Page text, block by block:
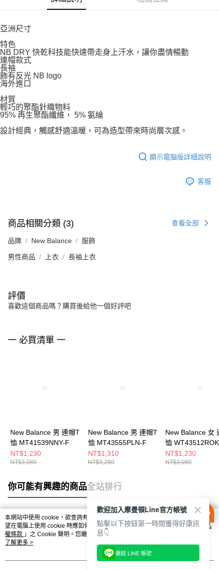
亞洲尺寸
特色
NB DRY 快乾科技能快速帶走身上汗水，讓你盡情暢動
連帽款式
長袖
飾有反光 NB logo
海外進口
材質
輕巧的聚酯針織物料
95% 再生聚酯纖維， 5% 氨綸
設計經典，觸感舒適溫暖，可為造型帶來時尚層次感。
顯示電腦版詳細說明
客服
商品相關分類 (3) 查看全部
品牌 New Balance 服飾
男性商品 上衣 長袖上衣
評價
喜歡這個商品嗎？購買後給他一個好評吧
一 必買清單 一
New Balance 男 連帽T
恤 MT41539NNY-F
NT$1,230
NT$3,080
New Balance 男 連帽T
恤 MT43555PLN-F
NT$1,310
NT$3,280
New Balance 女
恤
NT$1,230
NT$3,080
你可能有興趣的商品全站排行
熱門標籤
本網站中使用 cookie，欲查詢有關本網站使用 cookie 方式之詳情，及若您不希
望在電腦上使用 cookie 時應如何變更電腦的 cookie 設定，請參閱本網站「
隱私
權條款 」之 Cookie 聲明。您繼續使用本網站即表示您同意本公司得按本網站使
用條款之 Cookie 聲明使用 cookie。
了解更多 >
歡迎加入摩曼頓Line官方帳號
點擊以下按鈕第一時間獲得好康訊
息👇
連結 LINE 帳號